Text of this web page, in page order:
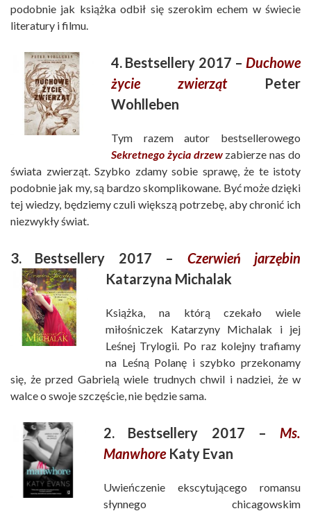
podobnie jak książka odbił się szerokim echem w świecie
literatury i filmu.
4. Bestsellery 2017 – Duchowe
życie zwierzątPeter
Wohlleben
Tym razem autor bestsellerowego
Sekretnego życia drzewzabierze nas do
świata zwierząt. Szybko zdamy sobie sprawę, że te istoty
podobnie jak my, są bardzo skomplikowane. Być może dzięki
tej wiedzy, będziemy czuli większą potrzebę, aby chronić ich
niezwykły świat.
3. Bestsellery 2017 – Czerwień jarzębin
Katarzyna Michalak
Książka, na którą czekało wiele
miłośniczek Katarzyny Michalak i jej
Leśnej Trylogii. Po raz kolejny trafiamy
na Leśną Polanę i szybko przekonamy
się, że przed Gabrielą wiele trudnych chwil i nadziei, że w
walce o swoje szczęście, nie będzie sama.
2. Bestsellery 2017 –
Ms.
ManwhoreKaty Evan
Uwieńczenie ekscytującego romansu
słynnego chicagowskim